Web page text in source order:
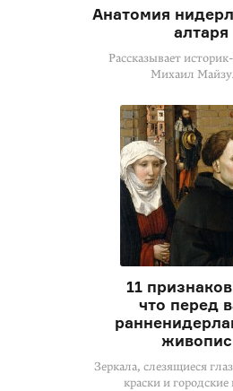
Анатомия
алтаря
Рассказывает
Михаил
11
что перед
Зеркала, слезящиеся
краски и